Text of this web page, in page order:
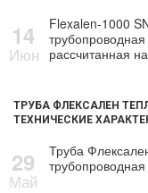
14
Июн
Flexalen-1000
рассчитанная
ТРУБА ФЛЕКСАЛЕН
ТЕХНИЧЕСКИЕ
29
Май
Труба